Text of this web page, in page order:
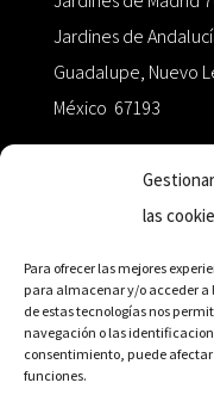
las
Para ofrecer las mejores
para almacenar y/o acceder
de estas tecnologías nos
navegación o las
consentimiento, puede
funciones.
Jardines de
Guadalupe, Nuevo
México 67193
+52 811.499.5638
RED DE